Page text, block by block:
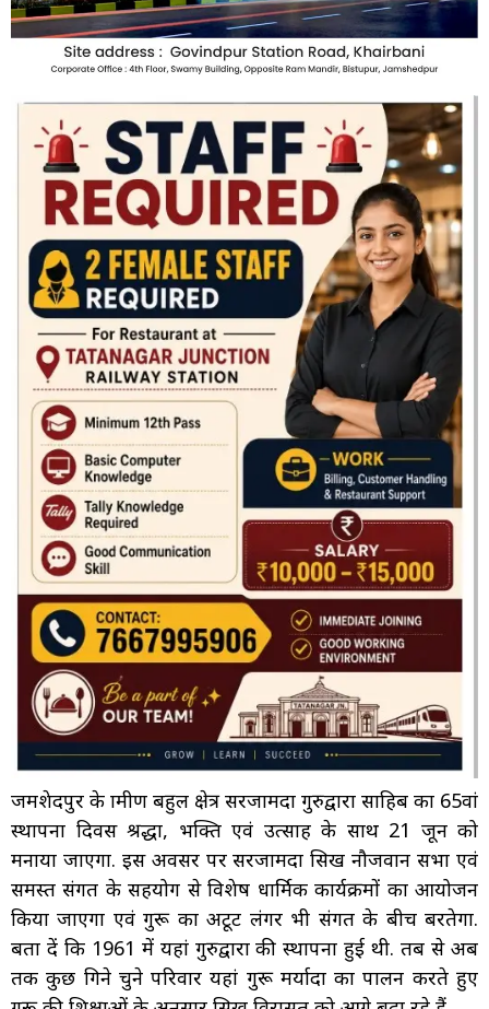
जमशेदपुर के ग्रामीण बहुल क्षेत्र सरजामदा गुरुद्वारा साहिब का 65वां
स्थापना दिवस श्रद्धा, भक्ति एवं उत्साह के साथ 21 जून को
मनाया जाएगा. इस अवसर पर सरजामदा सिख नौजवान सभा एवं
समस्त संगत के सहयोग से विशेष धार्मिक कार्यक्रमों का आयोजन
किया जाएगा एवं गुरू का अटूट लंगर भी संगत के बीच बरतेगा.
बता दें कि 1961 में यहां गुरुद्वारा की स्थापना हुई थी. तब से अब
तक कुछ गिने चुने परिवार यहां गुरू मर्यादा का पालन करते हुए